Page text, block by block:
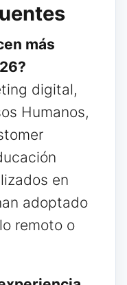
más
digital,
Humanos,
en
adoptado
remoto o